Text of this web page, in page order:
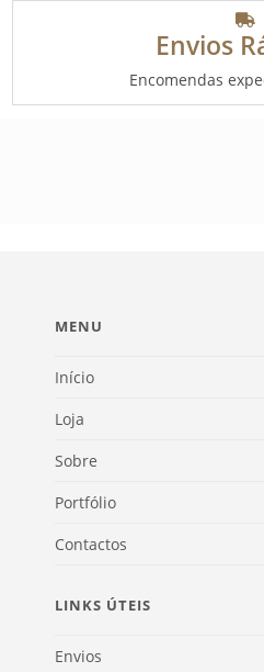
Envios
Encomendas
MENU
Início
Loja
Sobre
Portfólio
Contactos
LINKS ÚTEIS
Envios